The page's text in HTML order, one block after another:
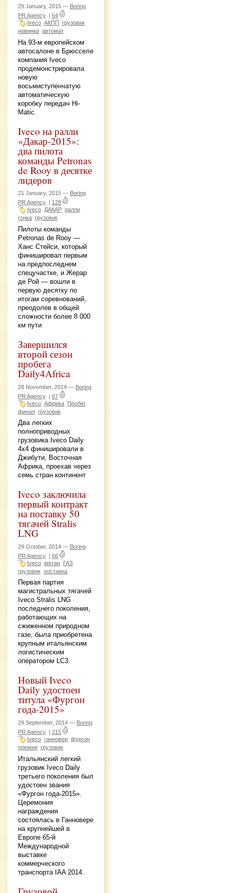
29 January, 2015 — Boring
PR Agency | 64
Iveco АКПП грузовик
новинка автомат
На 93-м европейском
автосалоне в Брюсселе
компания Iveco
продемонстрировала
новую
восьмиступенчатую
автоматическую
коробку передач Hi-
Matic.
Iveco на ралли
«Дакар-2015»:
два пилота
команды Petronas
de Rooy в десятке
лидеров
21 January, 2015 — Boring
PR Agency
128
Iveco ДАКАР ралли
гонка грузовик
Пилоты команды
Petronas de Rooy —
Ханс Стейси, который
финишировал первым
на предпоследнем
спецучастке, и Жерар
де Рой — вошли в
первую десятку по
итогам соревнований,
преодолев в общей
сложности более 8 000
км пути
Завершился
второй сезон
пробега
Daily4Africa
28 November, 2014 — Boring
PR Agency | 67
Iveco Африка Пробег
финал грузовик
Два легких
полноприводных
грузовика Iveco Daily
4x4 финишировали в
Джибути, Восточная
Африка, проехав через
семь стран континент
Iveco заключила
первый контракт
на поставку 50
тягачей Stralis
LNG
29 October, 2014 — Boring
PR Agency | 66
Iveco метан ГАЗ
грузовик поставка
Первая партия
магистральных тягачей
Iveco Stralis LNG
последнего поколения,
работающих на
сжиженном природном
газе, была приобретена
крупным итальянским
логистическим
оператором LC3.
Новый Iveco
Daily удостоен
титула «Фургон
года-2015»
29 September, 2014 — Boring
PR Agency
215
Iveco ганновер фургон
премия грузовик
Итальянский легкий
грузовик Iveco Daily
третьего поколения был
удостоен звания
«Фургон года-2015».
Церемония
награждения
состоялась в Ганновере
на крупнейшей в
Европе 65-й
Международной
выставке
коммерческого
транспорта IAA 2014.